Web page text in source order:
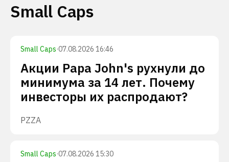
Small Caps
Small Caps·07.08.2026 16:46
Акции Papa John's рухнули до
минимума за 14 лет. Почему
инвесторы их распродают?
PZZA
Small Caps·07.08.2026 15:30